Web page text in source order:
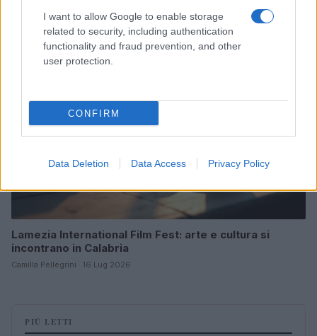
I want to allow Google to enable storage
related to security, including authentication
functionality and fraud prevention, and other
user protection.
CONFIRM
Data Deletion Data Access Privacy Policy
NEWS E ATTUALITÀ
Lamezia International Film Fest: arte e cultura si
incontrano in Calabria
Camilla Pellegrini · 16 Lug 2026
PIÙ LETTI